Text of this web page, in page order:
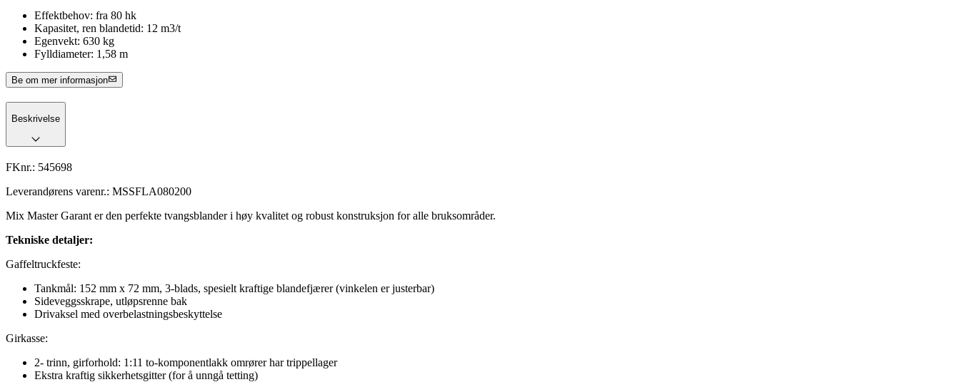
Effektbehov: fra 80 hk
Kapasitet, ren blandetid: 12 m3/t
Egenvekt: 630 kg
Fylldiameter: 1,58 m
Be om mer informasjon
Beskrivelse
FKnr.: 545698
Leverandørens varenr.: MSSFLA080200
Mix Master Garant er den perfekte tvangsblander i høy kvalitet og robust konstruksjon for alle bruksområder.
Tekniske detaljer:
Gaffeltruckfeste:
Tankmål: 152 mm x 72 mm, 3-blads, spesielt kraftige blandefjærer (vinkelen er justerbar)
Sideveggsskrape, utløpsrenne bak
Drivaksel med overbelastningsbeskyttelse
Girkasse:
2- trinn, girforhold: 1:11 to-komponentlakk omrører har trippellager
Ekstra kraftig sikkerhetsgitter (for å unngå tetting)